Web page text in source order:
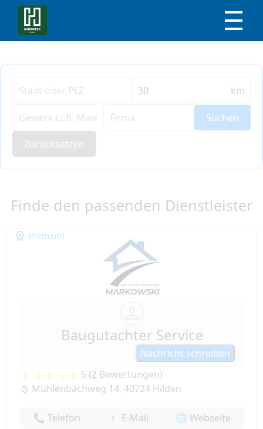
km
Suchen
Zurücksetzen
Finde den passenden Dienstleister
Premium
Baugutachter Service
Nachricht schreiben
5 (2 Bewertungen)
Mühlenbachweg 14, 40724 Hilden
📞 Telefon 📧 E-Mail
🌐 Webseite